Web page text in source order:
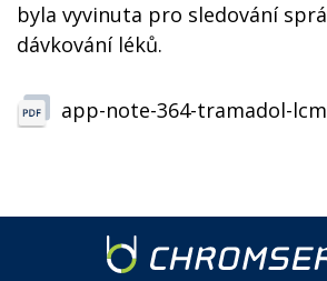
byla vyvinuta pro sledování
dávkování léků.
app-note-364-tramadol-